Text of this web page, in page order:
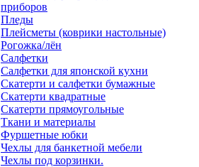
приборов
Пледы
Плейсметы (коврики настольные)
Рогожка/лён
Салфетки
Салфетки для японской кухни
Скатерти и салфетки бумажные
Скатерти квадратные
Скатерти прямоугольные
Ткани и материалы
Фуршетные юбки
Чехлы для банкетной мебели
Чехлы под корзинки.